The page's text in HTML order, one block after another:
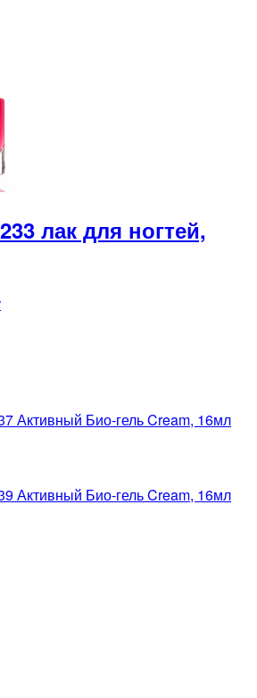
лак для ногтей,
Активный Био-гель Cream, 16мл
Активный Био-гель Cream, 16мл